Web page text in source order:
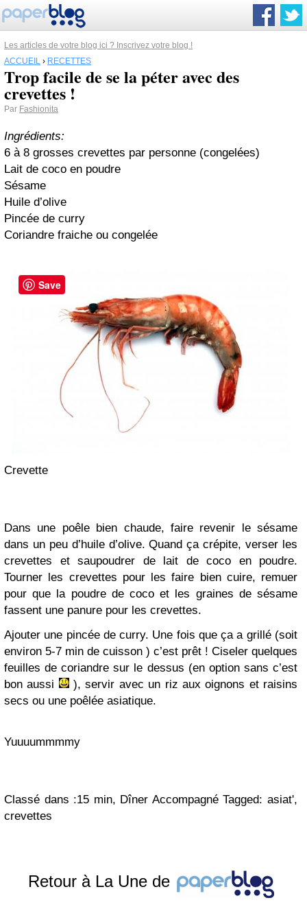
Les articles de votre blog ici ? Inscrivez votre blog !
ACCUEIL › RECETTES
Trop facile de se la péter avec des
crevettes !
Par Fashionita
Ingrédients:
6 à 8 grosses crevettes par personne (congelées)
Lait de coco en poudre
Sésame
Huile d’olive
Pincée de curry
Coriandre fraiche ou congelée
Crevette
Dans une poêle bien chaude, faire revenir le sésame
dans un peu d’huile d’olive. Quand ça crépite, verser les
crevettes et saupoudrer de lait de coco en poudre.
Tourner les crevettes pour les faire bien cuire, remuer
pour que la poudre de coco et les graines de sésame
fassent une panure pour les crevettes.
Ajouter une pincée de curry. Une fois que ça a grillé (soit
environ 5-7 min de cuisson ) c’est prêt ! Ciseler quelques
feuilles de coriandre sur le dessus (en option sans c’est
bon aussi
), servir avec un riz aux oignons et raisins
secs ou une poêlée asiatique.
Yuuuummmmy
Classé dans :15 min, Dîner Accompagné Tagged: asiat',
crevettes
Retour à La Une de
Save